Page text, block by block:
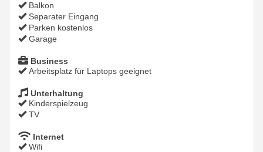
Balkon
Separater Eingang
Parken kostenlos
Garage
Business
Arbeitsplatz für Laptops geeignet
Unterhaltung
Kinderspielzeug
TV
Internet
Wifi